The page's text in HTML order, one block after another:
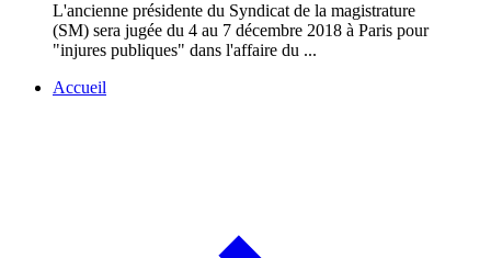
L'ancienne présidente du Syndicat de la magistrature
(SM) sera jugée du 4 au 7 décembre 2018 à Paris pour
"injures publiques" dans l'affaire du ...
Accueil